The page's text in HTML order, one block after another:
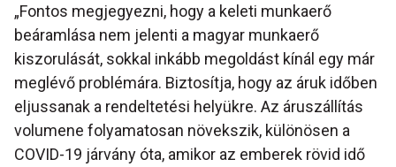
„Fontos megjegyezni, hogy a keleti munkaerő
beáramlása nem jelenti a magyar munkaerő
kiszorulását, sokkal inkább megoldást kínál egy már
meglévő problémára. Biztosítja, hogy az áruk időben
eljussanak a rendeltetési helyükre. Az áruszállítás
volumene folyamatosan növekszik, különösen a
COVID-19 járvány óta, amikor az emberek rövid idő